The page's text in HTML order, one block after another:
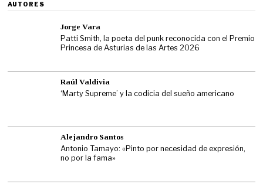
AUTORES
Jorge Vara
Patti Smith, la poeta del punk reconocida con el Premio
Princesa de Asturias de las Artes 2026
Raúl Valdivia
‘Marty Supreme’ y la codicia del sueño americano
Alejandro Santos
Antonio Tamayo: «Pinto por necesidad de expresión,
no por la fama»